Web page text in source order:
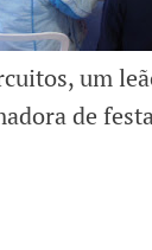
um
de